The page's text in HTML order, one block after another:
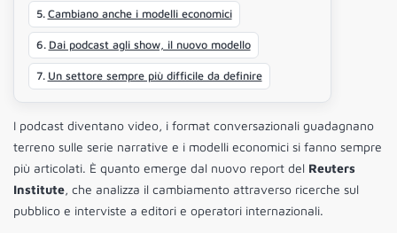
Cambiano anche i modelli economici
Dai podcast agli show, il nuovo modello
Un settore sempre più difficile da definire
I podcast diventano video, i format conversazionali guadagnano
terreno sulle serie narrative e i modelli economici si fanno sempre
più articolati. È quanto emerge dal nuovo report del Reuters
Institute, che analizza il cambiamento attraverso ricerche sul
pubblico e interviste a editori e operatori internazionali.